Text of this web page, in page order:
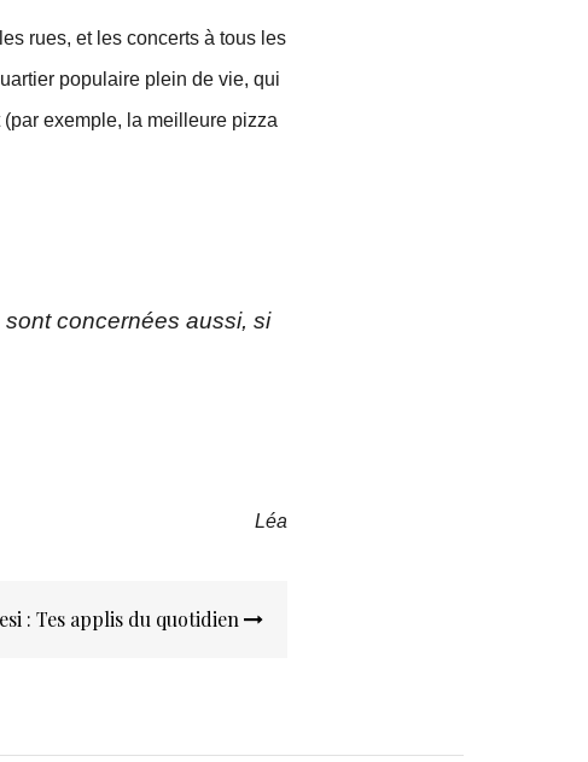
rues, et les concerts à tous les
populaire plein de vie, qui
exemple, la meilleure pizza
sont concernées aussi, si
Léa
: Tes applis du quotidien